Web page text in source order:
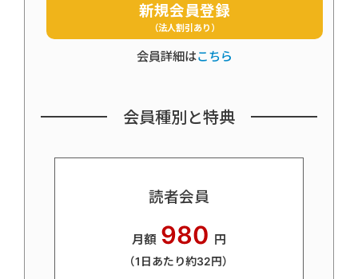
新規会員登録
（法人割引あり）
会員詳細はこちら
会員種別と特典
読者会員
月額 980 円
（1日あたり約32円）